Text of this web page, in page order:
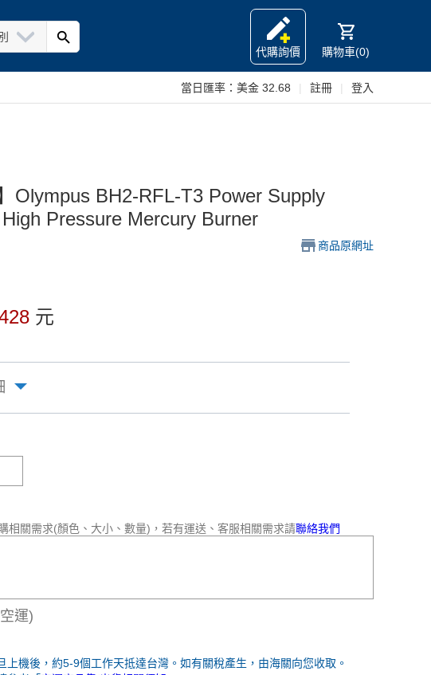
代購詢價
購物車(0)
當日匯率： 美金 32.68 註冊 登入
Olympus BH2-RFL-T3 Power Supply
Pressure Mercury Burner
商品原網址
元
相關需求(顏色、大小、數量)，若有運送、客服相關需求請聯絡我們
運)
上機後，約5-9個工作天抵達台灣。如有關稅產生，由海關向您收取。